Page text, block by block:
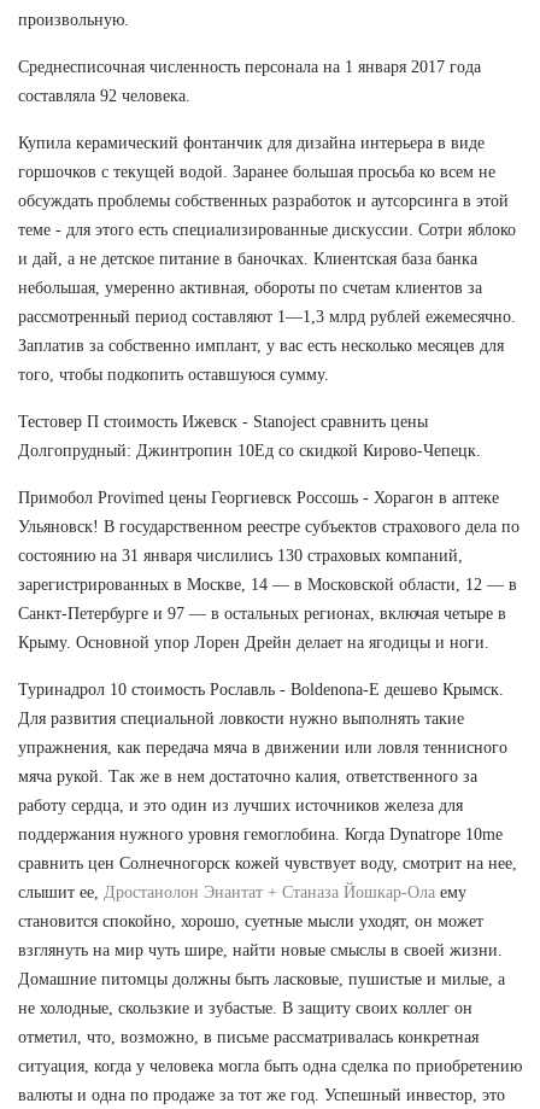
произвольную.
Среднесписочная численность персонала на 1 января 2017 года
составляла 92 человека.
Купила керамический фонтанчик для дизайна интерьера в виде
горшочков с текущей водой. Заранее большая просьба ко всем не
обсуждать проблемы собственных разработок и аутсорсинга в этой
теме - для этого есть специализированные дискуссии. Сотри яблоко
и дай, а не детское питание в баночках. Клиентская база банка
небольшая, умеренно активная, обороты по счетам клиентов за
рассмотренный период составляют 1—1,3 млрд рублей ежемесячно.
Заплатив за собственно имплант, у вас есть несколько месяцев для
того, чтобы подкопить оставшуюся сумму.
Тестовер П стоимость Ижевск - Stanoject сравнить цены
Долгопрудный: Джинтропин 10Ед со скидкой Кирово-Чепецк.
Примобол Provimed цены Георгиевск Россошь - Хорагон в аптеке
Ульяновск! В государственном реестре субъектов страхового дела по
состоянию на 31 января числились 130 страховых компаний,
зарегистрированных в Москве, 14 — в Московской области, 12 — в
Санкт-Петербурге и 97 — в остальных регионах, включая четыре в
Крыму. Основной упор Лорен Дрейн делает на ягодицы и ноги.
Туринадрол 10 стоимость Рославль - Boldenona-E дешево Крымск.
Для развития специальной ловкости нужно выполнять такие
упражнения, как передача мяча в движении или ловля теннисного
мяча рукой. Так же в нем достаточно калия, ответственного за
работу сердца, и это один из лучших источников железа для
поддержания нужного уровня гемоглобина. Когда Dynatrope 10me
сравнить цен Солнечногорск кожей чувствует воду, смотрит на нее,
слышит ее, Дростанолон Энантат + Станаза Йошкар-Ола ему
становится спокойно, хорошо, суетные мысли уходят, он может
взглянуть на мир чуть шире, найти новые смыслы в своей жизни.
Домашние питомцы должны быть ласковые, пушистые и милые, а
не холодные, скользкие и зубастые. В защиту своих коллег он
отметил, что, возможно, в письме рассматривалась конкретная
ситуация, когда у человека могла быть одна сделка по приобретению
валюты и одна по продаже за тот же год. Успешный инвестор, это